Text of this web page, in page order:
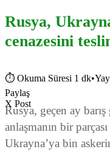
Rusya,
cenazesini
⏱ Okuma Süresi 1 dk•
Paylaş
X Post
Rusya, geçen ay
anlaşmanın bir
Ukrayna’ya bin